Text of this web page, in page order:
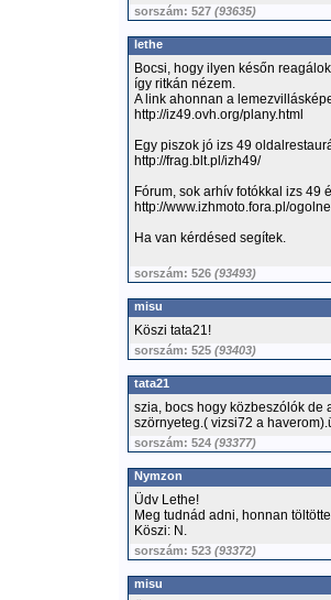
sorszám: 527 (93635)
lethe
Bocsi, hogy ilyen későn
így ritkán nézem.
A link ahonnan a
http://iz49.ovh.org/plany.html
Egy piszok jó izs 49
http://frag.blt.pl/izh49/
Fórum, sok arhív fotókkal izs 49
http://www.izhmoto.fora.pl/
Ha van kérdésed segítek.
sorszám: 526 (93493)
misu
Köszi tata21!
sorszám: 525 (93403)
tata21
szia, bocs hogy közbeszólók de
szörnyeteg.( vizsi72 a
sorszám: 524 (93377)
Nymzon
Üdv Lethe!
Meg tudnád adni, honnan
Köszi: N.
sorszám: 523 (93372)
misu